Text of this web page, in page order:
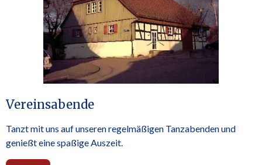
Vereinsabende
Tanzt mit uns auf unseren regelmäßigen Tanzabenden und
genießt eine spaßige Auszeit.